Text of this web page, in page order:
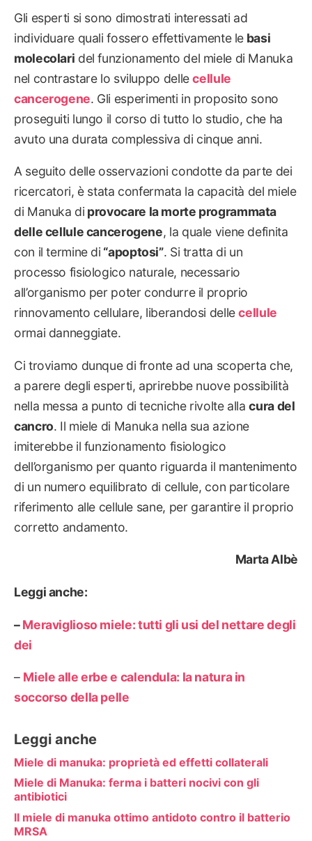
Gli esperti si sono dimostrati interessati ad
individuare quali fossero effettivamente le basi
molecolari del funzionamento del miele di Manuka
nel contrastare lo sviluppo dellecellule
cancerogene. Gli esperimenti in proposito sono
proseguiti lungo il corso di tutto lo studio, che ha
avuto una durata complessiva di cinque anni.
A seguito delle osservazioni condotte da parte dei
ricercatori, è stata confermata la capacità del miele
di Manuka di provocare la morte programmata
delle cellule cancerogene, la quale viene definita
con il termine di “apoptosi”. Si tratta di un
processo fisiologico naturale, necessario
all’organismo per poter condurre il proprio
rinnovamento cellulare, liberandosi dellecellule
ormai danneggiate.
Ci troviamo dunque di fronte ad una scoperta che,
a parere degli esperti, aprirebbe nuove possibilità
nella messa a punto di tecniche rivolte allacura del
cancro. Il miele di Manuka nella sua azione
imiterebbe il funzionamento fisiologico
dell’organismo per quanto riguarda il mantenimento
di un numero equilibrato di cellule, con particolare
riferimento alle cellule sane, per garantire il proprio
corretto andamento.
Marta Albè
Leggi anche:
–Meraviglioso miele: tutti gli usi del nettare degli
dei
– Miele alle erbe e calendula: la natura in
soccorso della pelle
Leggi anche
Miele di manuka: proprietà ed effetti collaterali
Miele di Manuka: ferma i batteri nocivi con gli
antibiotici
Il miele di manuka ottimo antidoto contro il batterio
MRSA